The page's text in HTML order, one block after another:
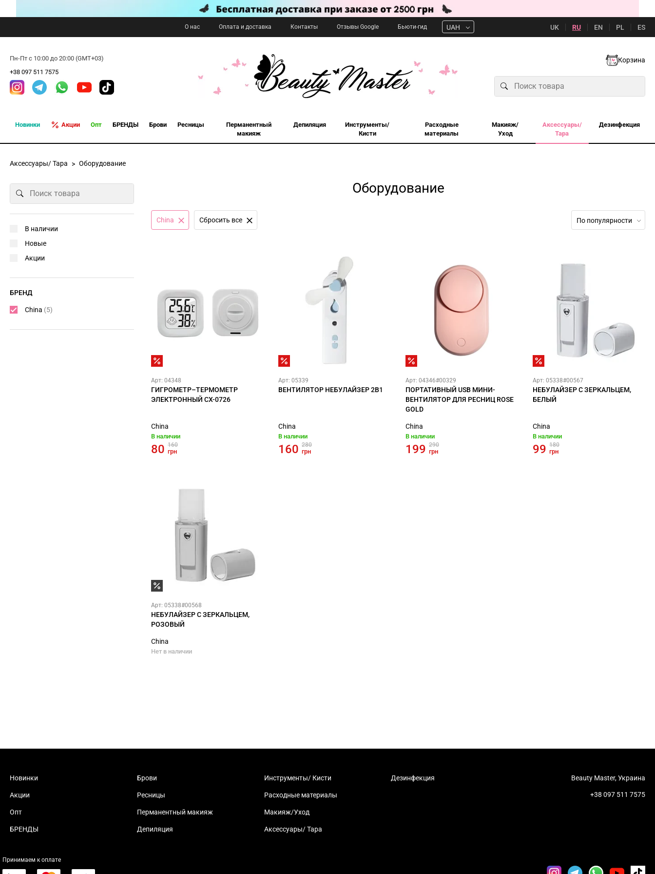
О нас Оплата и доставка Контакты Отзывы Google Бьюти-гид UAH UK RU EN PL ES
Пн-Пт с 10:00 до 20:00 (GMT+03)
+38 097 511 7575
Корзина
Новинки Акции Опт БРЕНДЫ Брови Ресницы
Перманентный
макияж
Депиляция
Инструменты/
Кисти
Расходные
материалы
Макияж/
Уход
Аксессуары/
Тара
Дезинфекция
Аксессуары/ Тара Оборудование
Оборудование
По популярности
China Сбросить все
Арт: 04348
ГИГРОМЕТР–ТЕРМОМЕТР
ЭЛЕКТРОННЫЙ CX-0726
China
В наличии
80 160
грн
Арт: 05339
ВЕНТИЛЯТОР НЕБУЛАЙЗЕР 2В1
China
В наличии
160 280
грн
Арт: 04346#00329
ПОРТАТИВНЫЙ USB МИНИ-
ВЕНТИЛЯТОР ДЛЯ РЕСНИЦ ROSE
GOLD
China
В наличии
199 290
грн
Арт: 05338#00567
НЕБУЛАЙЗЕР С ЗЕРКАЛЬЦЕМ,
БЕЛЫЙ
China
В наличии
99 180
грн
Арт: 05338#00568
НЕБУЛАЙЗЕР С ЗЕРКАЛЬЦЕМ,
РОЗОВЫЙ
China
Нет в наличии
В наличии
Новые
Акции
БРЕНД
China (5)
Новинки
Акции
Опт
БРЕНДЫ
Брови
Ресницы
Перманентный макияж
Депиляция
Инструменты/ Кисти
Расходные материалы
Макияж/Уход
Аксессуары/ Тара
Дезинфекция Beauty Master, Украина
+38 097 511 7575
Принимаем к оплате